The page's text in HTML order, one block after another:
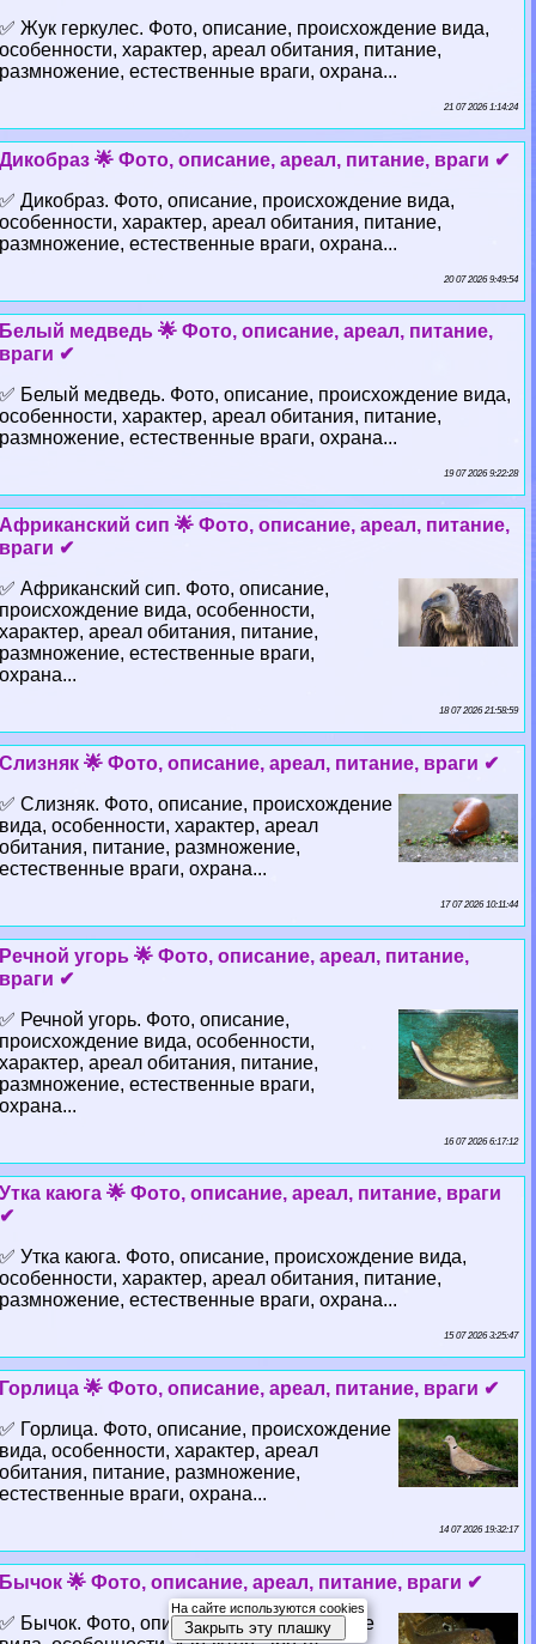
✅ Жук геркулес. Фото, описание, происхождение вида,
особенности, хаpaктер, ареал обитания, питание,
размножение, естественные враги, охрана...
21 07 2026 1:14:24
Дикобраз 🌟 Фото, описание, ареал, питание, враги ✔
✅ Дикобраз. Фото, описание, происхождение вида,
особенности, хаpaктер, ареал обитания, питание,
размножение, естественные враги, охрана...
20 07 2026 9:49:54
Белый медведь 🌟 Фото, описание, ареал, питание,
враги ✔
✅ Белый медведь. Фото, описание, происхождение вида,
особенности, хаpaктер, ареал обитания, питание,
размножение, естественные враги, охрана...
19 07 2026 9:22:28
Африканский сип 🌟 Фото, описание, ареал, питание,
враги ✔
✅ Африканский сип. Фото, описание,
происхождение вида, особенности,
хаpaктер, ареал обитания, питание,
размножение, естественные враги,
охрана...
18 07 2026 21:58:59
Слизняк 🌟 Фото, описание, ареал, питание, враги ✔
✅ Слизняк. Фото, описание, происхождение
вида, особенности, хаpaктер, ареал
обитания, питание, размножение,
естественные враги, охрана...
17 07 2026 10:11:44
Речной угорь 🌟 Фото, описание, ареал, питание,
враги ✔
✅ Речной угорь. Фото, описание,
происхождение вида, особенности,
хаpaктер, ареал обитания, питание,
размножение, естественные враги,
охрана...
16 07 2026 6:17:12
Утка каюга 🌟 Фото, описание, ареал, питание, враги
✔
✅ Утка каюга. Фото, описание, происхождение вида,
особенности, хаpaктер, ареал обитания, питание,
размножение, естественные враги, охрана...
15 07 2026 3:25:47
Горлица 🌟 Фото, описание, ареал, питание, враги ✔
✅ Горлица. Фото, описание, происхождение
вида, особенности, хаpaктер, ареал
обитания, питание, размножение,
естественные враги, охрана...
14 07 2026 19:32:17
Бычок 🌟 Фото, описание, ареал, питание, враги ✔
✅ Бычок. Фото, описание, происхождение
На сайте используются cookies
Закрыть эту плашку